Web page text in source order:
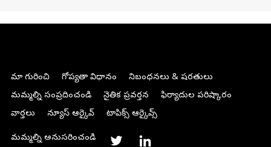
మా గురించి గోప్యతా విధానం
నిబంధనలు & షరతులు
మమ్మల్ని సంప్రదించండి
నైతిక ప్రవర్తన
ఫిర్యాదుల పరిష్కారం
వార్తలు
న్యూస్ ఆర్కైవ్ టాపిక్స్ ఆర్కైవ్స్
మమ్మల్ని అనుసరించండి